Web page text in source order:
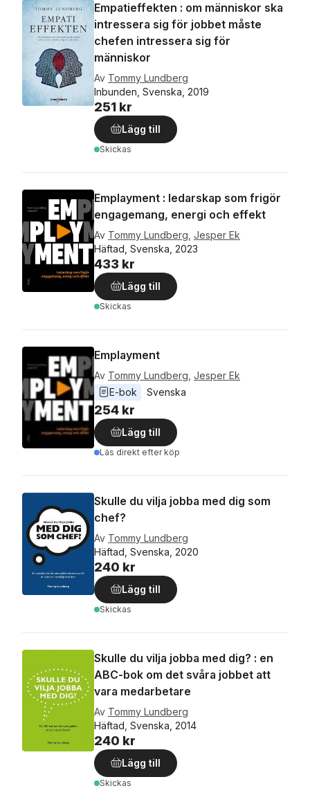
Empatieffekten : om människor ska
intressera sig för jobbet måste
chefen intressera sig för
människor
Av Tommy Lundberg
Inbunden, Svenska, 2019
251 kr
Lägg till
Skickas
Emplayment : ledarskap som frigör
engagemang, energi och effekt
Av Tommy Lundberg Jesper Ek
Häftad, Svenska, 2023
433 kr
Lägg till
Skickas
Emplayment
Av Tommy Lundberg Jesper Ek
E-bok
Svenska
254 kr
Lägg till
Läs direkt efter köp
Skulle du vilja jobba med dig som
chef?
Av Tommy Lundberg
Häftad, Svenska, 2020
240 kr
Lägg till
Skickas
Skulle du vilja jobba med dig? : en
ABC-bok om det svåra jobbet att
vara medarbetare
Av Tommy Lundberg
Häftad, Svenska, 2014
240 kr
Lägg till
Skickas